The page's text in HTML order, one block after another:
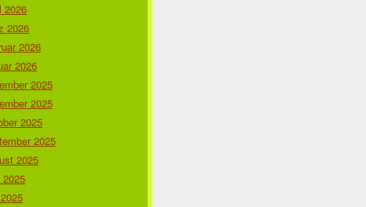
2026
2026
2026
2026
2025
2025
2025
2025
2025